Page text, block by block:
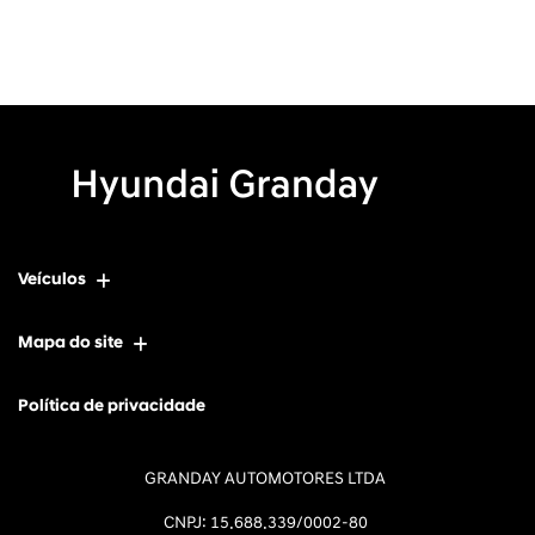
Veículos
Mapa do site
Política de privacidade
GRANDAY AUTOMOTORES LTDA
CNPJ: 15.688.339/0002-80